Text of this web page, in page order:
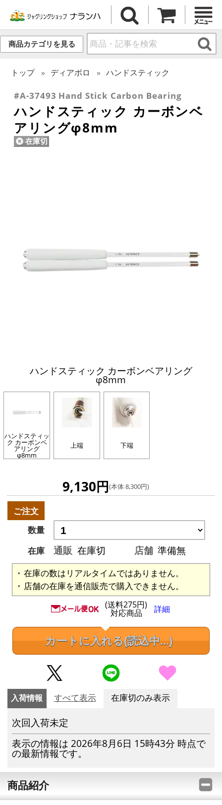
商品カテゴリを見る
トップ ディアボロ ハンドスティック
#A-37493 Hand Stick Carbon Bearing
ハンドスティック カーボンベ
アリングφ8mm
在庫切
ハンドスティック カーボンベアリング
φ8mm
ハンドスティッ
ク カーボンベ
アリング
φ8mm
上端 下端
9,130円(本体 8,300円)
ご注文
数量
在庫
通販 在庫切 店舗 準備無
在庫の数はリアルタイムではありません。
店舗の在庫を通信販売で購入できません。
(送料275円)
対応商品 詳細
カートに入れる(読込中...)
入荷情報 すべて表示 在庫切のみ表示
次回入荷未定
表示の情報は 2026年8月6日 15時43分 時点で
の最新情報です。
商品紹介